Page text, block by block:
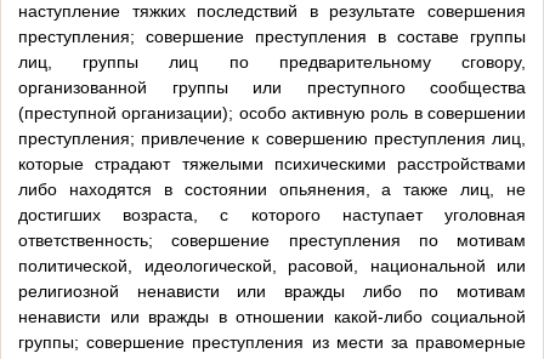
наступление тяжких последствий в результате совершения
преступления; совершение преступления в составе группы
лиц, группы лиц по предварительному сговору,
организованной группы или преступного сообщества
(преступной организации); особо активную роль в совершении
преступления; привлечение к совершению преступления лиц,
которые страдают тяжелыми психическими расстройствами
либо находятся в состоянии опьянения, а также лиц, не
достигших возраста, с которого наступает уголовная
ответственность; совершение преступления по мотивам
политической, идеологической, расовой, национальной или
религиозной ненависти или вражды либо по мотивам
ненависти или вражды в отношении какой-либо социальной
группы; совершение преступления из мести за правомерные